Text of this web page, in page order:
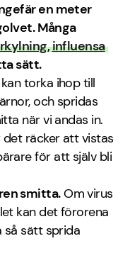
en meter
Många
,influensa
sätt.
torka ihop till
och spridas
när vi andas in.
räcker att vistas
för att själv bli
smitta.Om virus
kan det förorena
så sätt sprida